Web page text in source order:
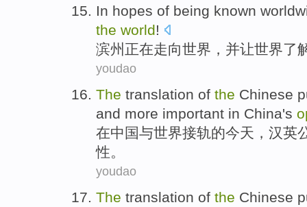
In hopes of being known
the world!
滨州 正在走向世界 ， 并让世界了
youdao
The translation of the Chinese
and more important in China's
在中国与世界接轨的今天，汉英
性。
youdao
The translation of the Chinese